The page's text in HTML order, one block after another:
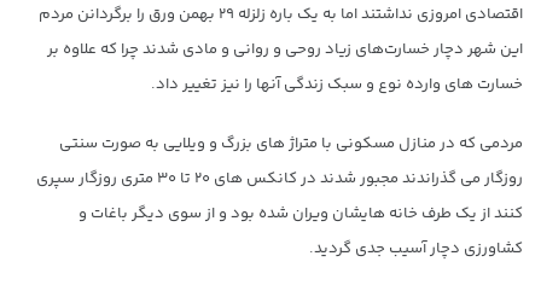
اقتصادی امروزی نداشتند اما به یک باره زلزله ۲۹ بهمن ورق را برگردانن مردم
این شهر دچار خسارت‌های زیاد روحی و روانی و مادی شدند چرا که علاوه بر
خسارت های وارده نوع و سبک زندگی آنها را نیز تغییر داد.
مردمی که در منازل مسکونی با متراژ های بزرگ و ویلایی به صورت سنتی
روزگار می گذراندند مجبور شدند در کانکس های ۲۰ تا ۳۰ متری روزگار سپری
کنند از یک طرف خانه هایشان ویران شده بود و از سوی دیگر باغات و
کشاورزی دچار آسیب جدی گردید.